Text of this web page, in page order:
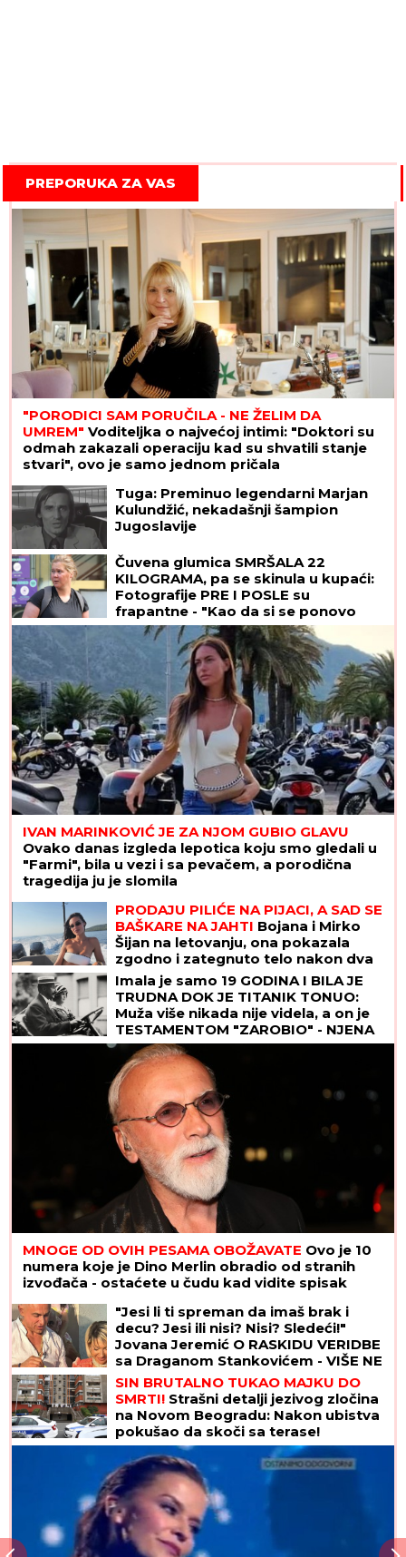
PREPORUKA ZA VAS
"PORODICI SAM PORUČILA - NE ŽELIM DA
UMREM" Voditeljka o najvećoj intimi: "Doktori su
odmah zakazali operaciju kad su shvatili stanje
stvari", ovo je samo jednom pričala
Tuga: Preminuo legendarni Marjan
Kulundžić, nekadašnji šampion
Jugoslavije
Čuvena glumica SMRŠALA 22
KILOGRAMA, pa se skinula u kupaći:
Fotografije PRE I POSLE su
frapantne - "Kao da si se ponovo
rodila"
IVAN MARINKOVIĆ JE ZA NJOM GUBIO GLAVU
Ovako danas izgleda lepotica koju smo gledali u
"Farmi", bila u vezi i sa pevačem, a porodična
tragedija ju je slomila
PRODAJU PILIĆE NA PIJACI, A SAD SE
BAŠKARE NA JAHTI Bojana i Mirko
Šijan na letovanju, ona pokazala
zgodno i zategnuto telo nakon dva
porođaja (FOTO)
Imala je samo 19 GODINA I BILA JE
TRUDNA DOK JE TITANIK TONUO:
Muža više nikada nije videla, a on je
TESTAMENTOM "ZAROBIO" - NJENA
TAJNA i danas ledi krv u žilama
MNOGE OD OVIH PESAMA OBOŽAVATE Ovo je 10
numera koje je Dino Merlin obradio od stranih
izvođača - ostaćete u čudu kad vidite spisak
"Jesi li ti spreman da imaš brak i
decu? Jesi ili nisi? Nisi? Sledeći!"
Jovana Jeremić O RASKIDU VERIDBE
sa Draganom Stankovićem - VIŠE NE
PONAVLJA ISTE GREŠKE!
SIN BRUTALNO TUKAO MAJKU DO
SMRTI! Strašni detalji jezivog zločina
na Novom Beogradu: Nakon ubistva
pokušao da skoči sa terase!